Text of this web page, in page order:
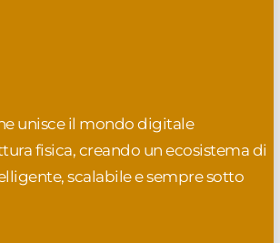
unisce il mondo digitale
fisica, creando un ecosistema di
scalabile e sempre sotto